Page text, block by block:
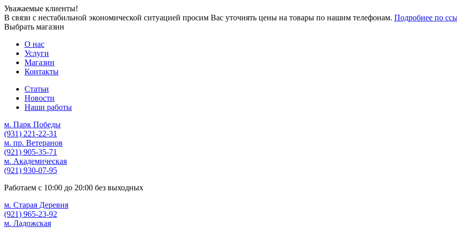
Уважаемые клиенты!
В связи с нестабильной экономической ситуацией просим Вас уточнять цены на товары по нашим телефонам. Подробнее по
Выбрать магазин
О нас
Услуги
Магазин
Контакты
Статьи
Новости
Наши работы
м. Парк Победы
(931) 221-22-31
м. пр. Ветеранов
(921) 905-35-71
м. Академическая
(921) 930-07-95
Работаем с 10:00 до 20:00 без выходных
м. Старая Деревня
(921) 965-23-92
м. Ладожская